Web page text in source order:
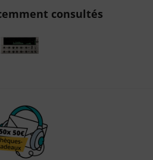
consultés